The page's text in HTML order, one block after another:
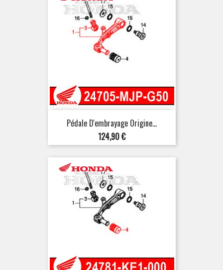
Pédale D'embrayage Origine...
Prix
124,90 €